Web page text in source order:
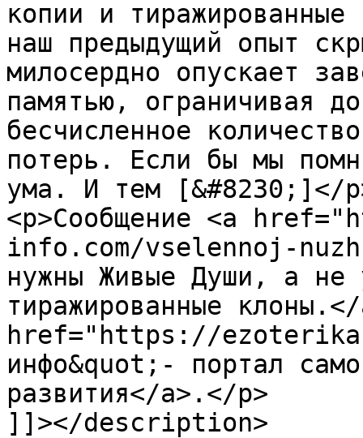
копии и
наш предыдущий опыт
милосердно опускает
памятью, ограничивая
бесчисленное
потерь. Если бы мы
ума. И тем [&#8230;]</
<p>Сообщение <a
info.com/vselennoj-
нужны Живые Души, а не
тиражированные
href="https://ezoterika-
инфо&quot;- портал
развития</a>.</p>
]]></description>